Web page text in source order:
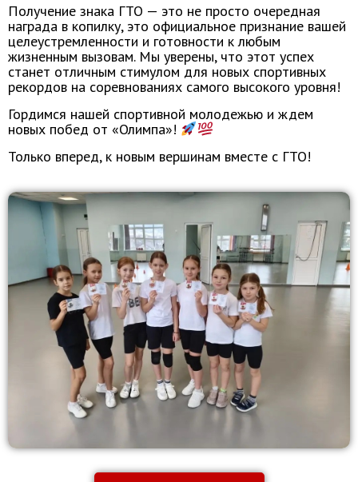
Получение знака ГТО — это не просто очередная
награда в копилку, это официальное признание вашей
целеустремленности и готовности к любым
жизненным вызовам. Мы уверены, что этот успех
станет отличным стимулом для новых спортивных
рекордов на соревнованиях самого высокого уровня!
Гордимся нашей спортивной молодежью и ждем
новых побед от «Олимпа»!
Только вперед, к новым вершинам вместе с ГТО!